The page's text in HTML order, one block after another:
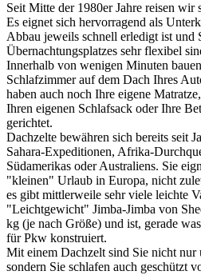
Seit Mitte der 1980er Jahre reisen wir
Es eignet sich hervorragend als
Abbau jeweils schnell erledigt ist und
Übernachtungsplatzes sehr flexibel
Innerhalb von wenigen Minuten
Schlafzimmer auf dem Dach Ihres
haben auch noch Ihre eigene
Ihren eigenen Schlafsack oder Ihre
gerichtet.
Dachzelte bewähren sich bereits seit
Sahara-Expeditionen, Afrika-
Südamerikas oder Australiens. Sie
"kleinen" Urlaub in Europa, nicht
es gibt mittlerweile sehr viele leichte
"Leichtgewicht" Jimba-Jimba von
kg (je nach Größe) und ist, gerade
für Pkw konstruiert.
Mit einem Dachzelt sind Sie nicht nur
sondern Sie schlafen auch geschützt